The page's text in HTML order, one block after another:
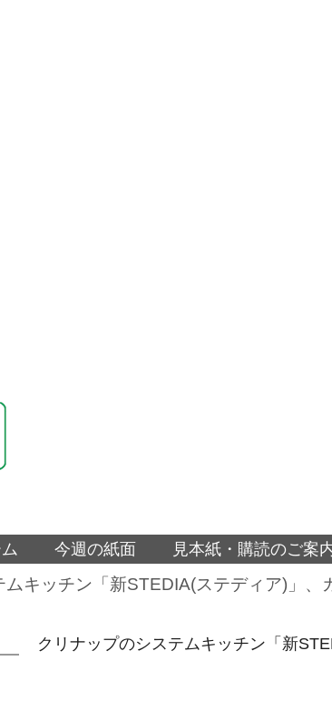
今週の紙面 見本紙・購読のご案
ムキッチン「新STEDIA(ステディア)」
クリナップのシステムキッチン「新